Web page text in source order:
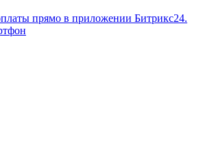
прямо в приложении Битрикс24.